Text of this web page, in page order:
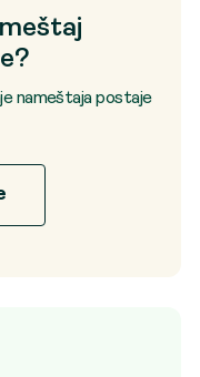
nameštaja postaje